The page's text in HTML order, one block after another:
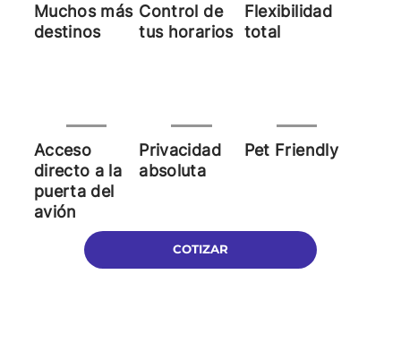
COTIZAR
Muchos más
destinos
Control de
tus horarios
Flexibilidad
total
Acceso
directo a la
puerta del
avión
Privacidad
absoluta
Pet Friendly